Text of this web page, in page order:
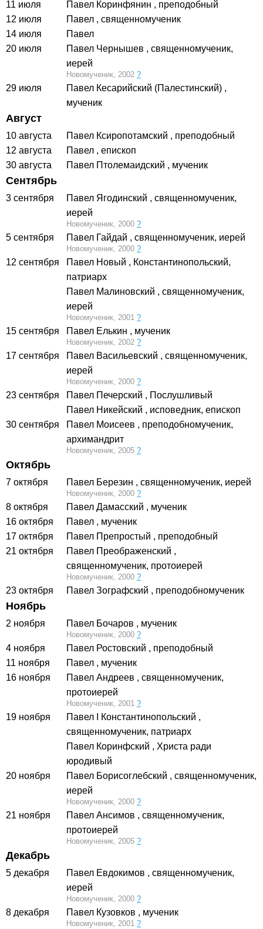
11 июля Павел Коринфянин , преподобный
12 июля
Павел , священномученик
14 июля
Павел
20 июля
Павел Чернышев , священномученик,
иерей
Новомученик, 2002 ?
29 июля Павел Кесарийский (Палестинский) ,
мученик
Август
10 августа Павел Ксиропотамский , преподобный
12 августа
Павел , епископ
30 августа
Павел Птолемаидский , мученик
Сентябрь
3 сентября Павел Ягодинский , священномученик,
иерей
Новомученик, 2000 ?
5 сентября Павел Гайдай , священномученик, иерей
Новомученик, 2000 ?
12 сентября Павел Новый , Константинопольский,
патриарх
Павел Малиновский , священномученик,
иерей
Новомученик, 2001 ?
15 сентября Павел Елькин , мученик
Новомученик, 2002 ?
17 сентября Павел Васильевский , священномученик,
иерей
Новомученик, 2000 ?
23 сентября Павел Печерский , Послушливый
Павел Никейский , исповедник, епископ
30 сентября
Павел Моисеев , преподобномученик,
архимандрит
Новомученик, 2005 ?
Октябрь
7 октября Павел Березин , священномученик, иерей
Новомученик, 2000 ?
8 октября Павел Дамасский , мученик
16 октября
Павел , мученик
17 октября
Павел Препростый , преподобный
21 октября
Павел Преображенский ,
священномученик, протоиерей
Новомученик, 2000 ?
23 октября Павел Зографский , преподобномученик
Ноябрь
2 ноября Павел Бочаров , мученик
Новомученик, 2000 ?
4 ноября Павел Ростовский , преподобный
11 ноября
Павел , мученик
16 ноября
Павел Андреев , священномученик,
протоиерей
Новомученик, 2001 ?
19 ноября Павел I Константинопольский ,
священномученик, патриарх
Павел Коринфский , Христа ради
юродивый
20 ноября
Павел Борисоглебский , священномученик,
иерей
Новомученик, 2000 ?
21 ноября Павел Ансимов , священномученик,
протоиерей
Новомученик, 2005 ?
Декабрь
5 декабря Павел Евдокимов , священномученик,
иерей
Новомученик, 2000 ?
8 декабря Павел Кузовков , мученик
Новомученик, 2001 ?